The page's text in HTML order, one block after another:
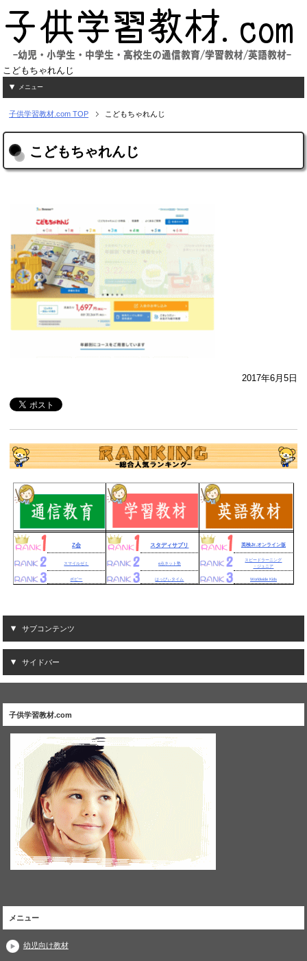
こどもちゃれんじ
メニュー
子供学習教材.com TOP こどもちゃれんじ
こどもちゃれんじ
2017年6月5日
Z会 スタディサプリ 英検Jr.オンライン版
スマイルゼミ e点ネット塾
スピードラーニング
・ジュニア
ポピー はっぴぃタイム Worldwide Kids
サブコンテンツ
サイドバー
子供学習教材.com
メニュー
幼児向け教材